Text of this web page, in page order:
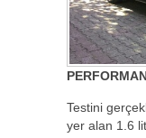
Testini
yer alan 1.6